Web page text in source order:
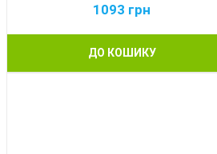
1093 грн
ДО КОШИКУ